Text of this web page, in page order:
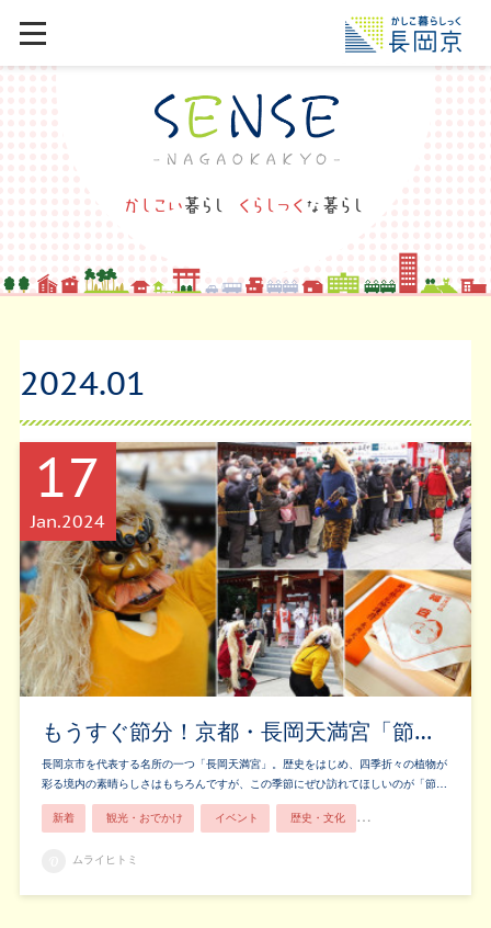
2024.01
もうすぐ節分！京都・長岡天満宮「節…
長岡京市を代表する名所の一つ「長岡天満宮」。歴史をはじめ、四季折々の植物が
彩る境内の素晴らしさはもちろんですが、この季節にぜひ訪れてほしいのが「節…
17
Jan 2024
新着 観光・おでかけ イベント 歴史・文化
ムライヒトミ